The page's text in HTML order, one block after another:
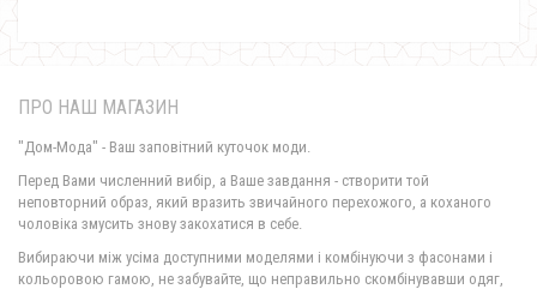
420.00грн.
ПРО НАШ МАГАЗИН
"Дом-Мода" - Ваш заповітний куточок моди.
Перед Вами численний вибір, а Ваше завдання - створити той
неповторний образ, який вразить звичайного перехожого, а коханого
чоловіка змусить знову закохатися в себе.
Вибираючи між усіма доступними моделями і комбінуючи з фасонами і
кольоровою гамою, не забувайте, що неправильно скомбінувавши одяг,